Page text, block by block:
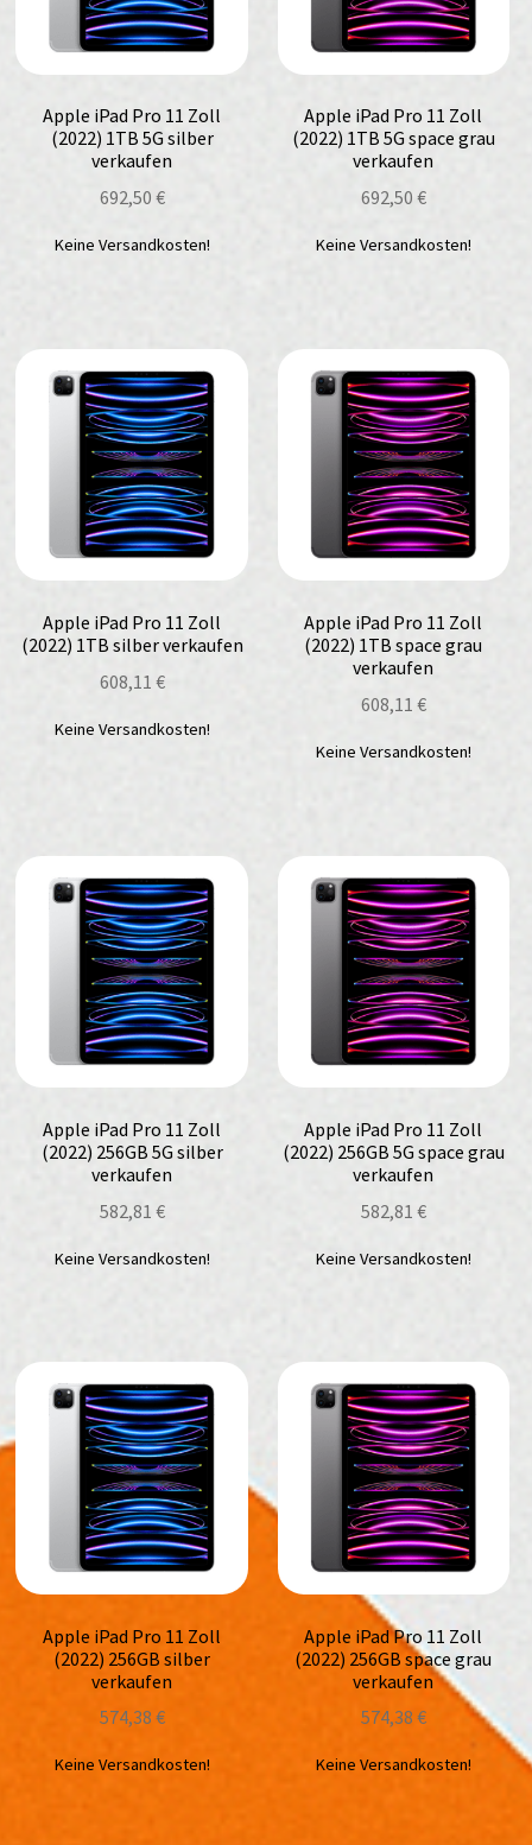
Apple iPad Pro 11 Zoll
(2022) 1TB 5G silber
verkaufen
692,50 €
Keine Versandkosten!
Apple iPad Pro 11 Zoll
(2022) 1TB 5G space grau
verkaufen
692,50 €
Keine Versandkosten!
Apple iPad Pro 11 Zoll
(2022) 1TB silber verkaufen
608,11 €
Keine Versandkosten!
Apple iPad Pro 11 Zoll
(2022) 1TB space grau
verkaufen
608,11 €
Keine Versandkosten!
Apple iPad Pro 11 Zoll
(2022) 256GB 5G silber
verkaufen
582,81 €
Keine Versandkosten!
Apple iPad Pro 11 Zoll
(2022) 256GB 5G space grau
verkaufen
582,81 €
Keine Versandkosten!
Apple iPad Pro 11 Zoll
(2022) 256GB silber
verkaufen
574,38 €
Keine Versandkosten!
Apple iPad Pro 11 Zoll
(2022) 256GB space grau
verkaufen
574,38 €
Keine Versandkosten!